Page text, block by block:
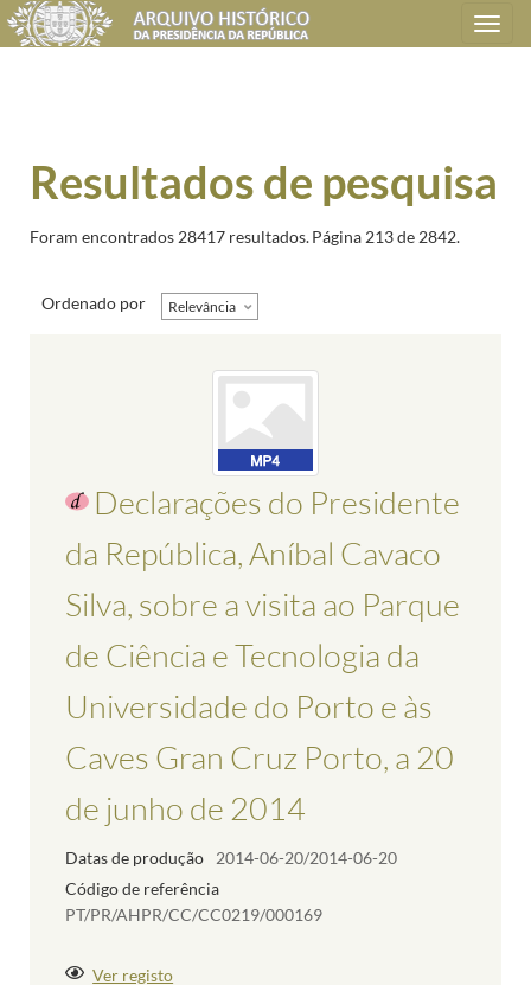
Toggle
navigation
Resultados de pesquisa
Foram encontrados 28417 resultados.Página 213 de 2842.
Ordenado por Relevância
Declarações do Presidente
da República, Aníbal Cavaco
Silva, sobre a visita ao Parque
de Ciência e Tecnologia da
Universidade do Porto e às
Caves Gran Cruz Porto, a 20
de junho de 2014
Datas de produção
2014-06-20/2014-06-20
Código de referência
PT/PR/AHPR/CC/CC0219/000169
Ver registo